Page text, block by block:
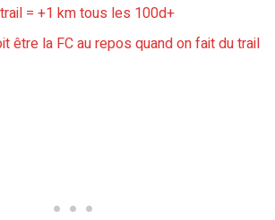
= +1 km tous les 100d+
être la FC au repos quand on fait du trail